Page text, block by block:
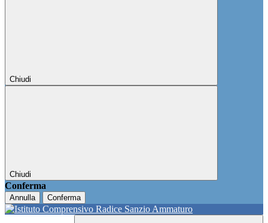
Chiudi
Chiudi
Conferma
Annulla Conferma